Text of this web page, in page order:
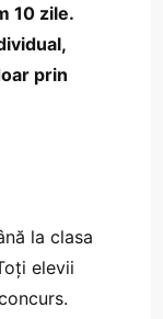
10 zile.
prin
la clasa
elevii